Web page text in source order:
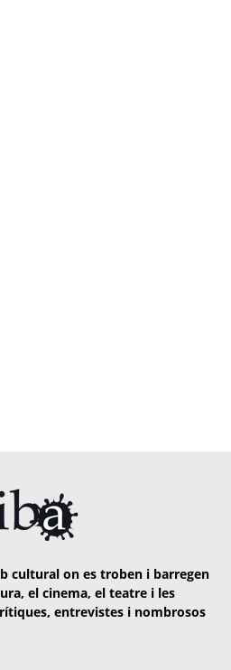
cultural on es troben i barregen
el cinema, el teatre i les
entrevistes i nombrosos